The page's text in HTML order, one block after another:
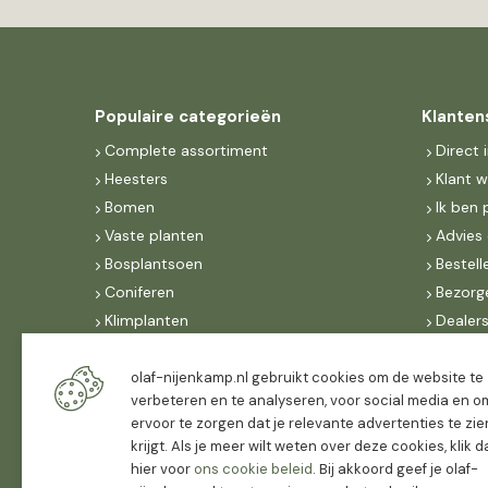
Populaire categorieën
Complete assortiment
Heesters
Bomen
Vaste planten
Bosplantsoen
Coniferen
Klimplanten
Dak, lei- & vormbomen
Dealers
Direct
Klant
Ik ben
Dealers
FAQ
olaf-nijenkamp.nl gebruikt cookies om de website te
verbeteren en te analyseren, voor social media en
ervoor te zorgen dat je relevante advertenties te
krijgt. Als je meer wilt weten over deze cookies, klik
hier voorons cookie beleid. Bij akkoord geef je olaf-